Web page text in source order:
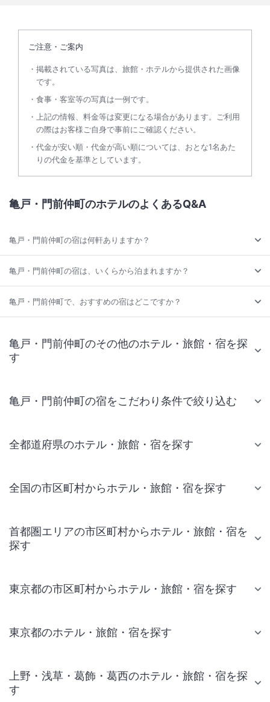
ご注意・ご案内
掲載されている写真は、旅館・ホテルから提供された画像
です。
食事・客室等の写真は一例です。
上記の情報、料金等は変更になる場合があります。ご利用
の際はお客様ご自身で事前にご確認ください。
代金が安い順・代金が高い順については、おとな1名あた
りの代金を基準としています。
亀戸・門前仲町のホテルのよくあるQ&A
亀戸・門前仲町の宿は何軒ありますか？
亀戸・門前仲町の宿は、いくらから泊まれますか？
亀戸・門前仲町で、おすすめの宿はどこですか？
亀戸・門前仲町のその他のホテル・旅館・宿を探
す
亀戸・門前仲町の宿をこだわり条件で絞り込む
全都道府県のホテル・旅館・宿を探す
全国の市区町村からホテル・旅館・宿を探す
首都圏エリアの市区町村からホテル・旅館・宿を
探す
東京都の市区町村からホテル・旅館・宿を探す
東京都のホテル・旅館・宿を探す
上野・浅草・葛飾・葛西のホテル・旅館・宿を探
す